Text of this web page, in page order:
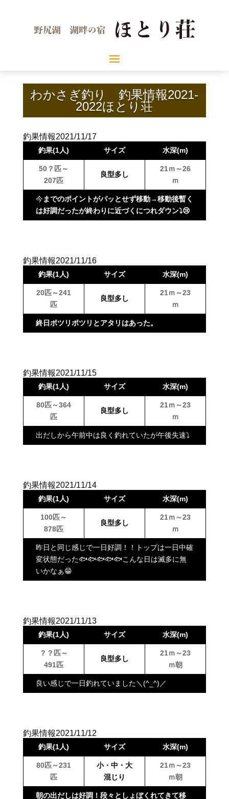
わかさぎ釣り 釣果情報2021-
2022ほとり荘
釣果情報2021/11/17
釣果(1人) サイズ 水深(m)
50？匹～
207匹
良型多し
21ｍ～26
ｍ
今 までのポイントがパッとせず移動→移動後暫く
は好調だったが終わりに近づくにつれダウン⤵😢
釣果情報2021/11/16
釣果(1人) サイズ 水深(m)
20匹～241
匹
良型多し
21ｍ～23
ｍ
終日ポツリポツリとアタリはあった。
釣果情報2021/11/15
釣果(1人) サイズ 水深(m)
80匹～364
匹
良型多し
21ｍ～23
ｍ
出だしから午前中は良く釣れていたが午後失速⤵
釣果情報2021/11/14
釣果(1人) サイズ 水深(m)
100匹～
878匹
良型多し
21ｍ～23
ｍ
昨日と同じ感じで一日好調！！トップは一日中確
変状態だった🐟🐟🐟🐟🐟こんな日は滅多に無
いかなぁ😁
釣果情報2021/11/13
釣果(1人) サイズ 水深(m)
？？匹～
491匹
良型多し
21ｍ～23
ｍ朝
良い感じで一日釣れていました＼(^_^)／
釣果情報2021/11/12
釣果(1人) サイズ 水深(m)
80匹～231
匹
小・中・大
混じり
21ｍ～23
ｍ朝
朝の出だしは好調！段々としょぼくれてきて移